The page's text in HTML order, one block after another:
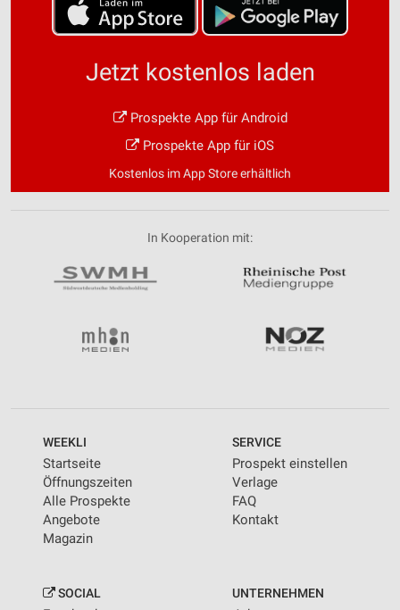
Jetzt kostenlos laden
Prospekte App für Android
Prospekte App für iOS
Kostenlos im App Store erhältlich
In Kooperation mit:
WEEKLI
Startseite
Öffnungszeiten
Alle Prospekte
Angebote
Magazin
SERVICE
Prospekt einstellen
Verlage
FAQ
Kontakt
SOCIAL UNTERNEHMEN